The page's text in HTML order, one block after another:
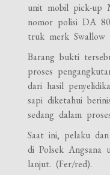
unit mobil pick-up
nomor polisi DA
truk merk Swallow
Barang bukti
proses
dari hasil
sapi diketahui
sedang dalam
Saat ini, pelaku
di Polsek Angsana
lanjut. (Fer/red).